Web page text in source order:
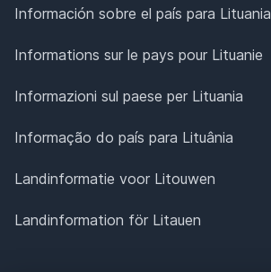
Información sobre el país para Lituania
Informations sur le pays pour Lituanie
Informazioni sul paese per Lituania
Informação do país para Lituânia
Landinformatie voor Litouwen
Landinformation för Litauen